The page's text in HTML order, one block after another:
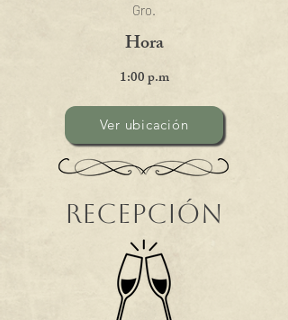
Gro.
Hora
1:00 p.m
Ver ubicación
Recepción